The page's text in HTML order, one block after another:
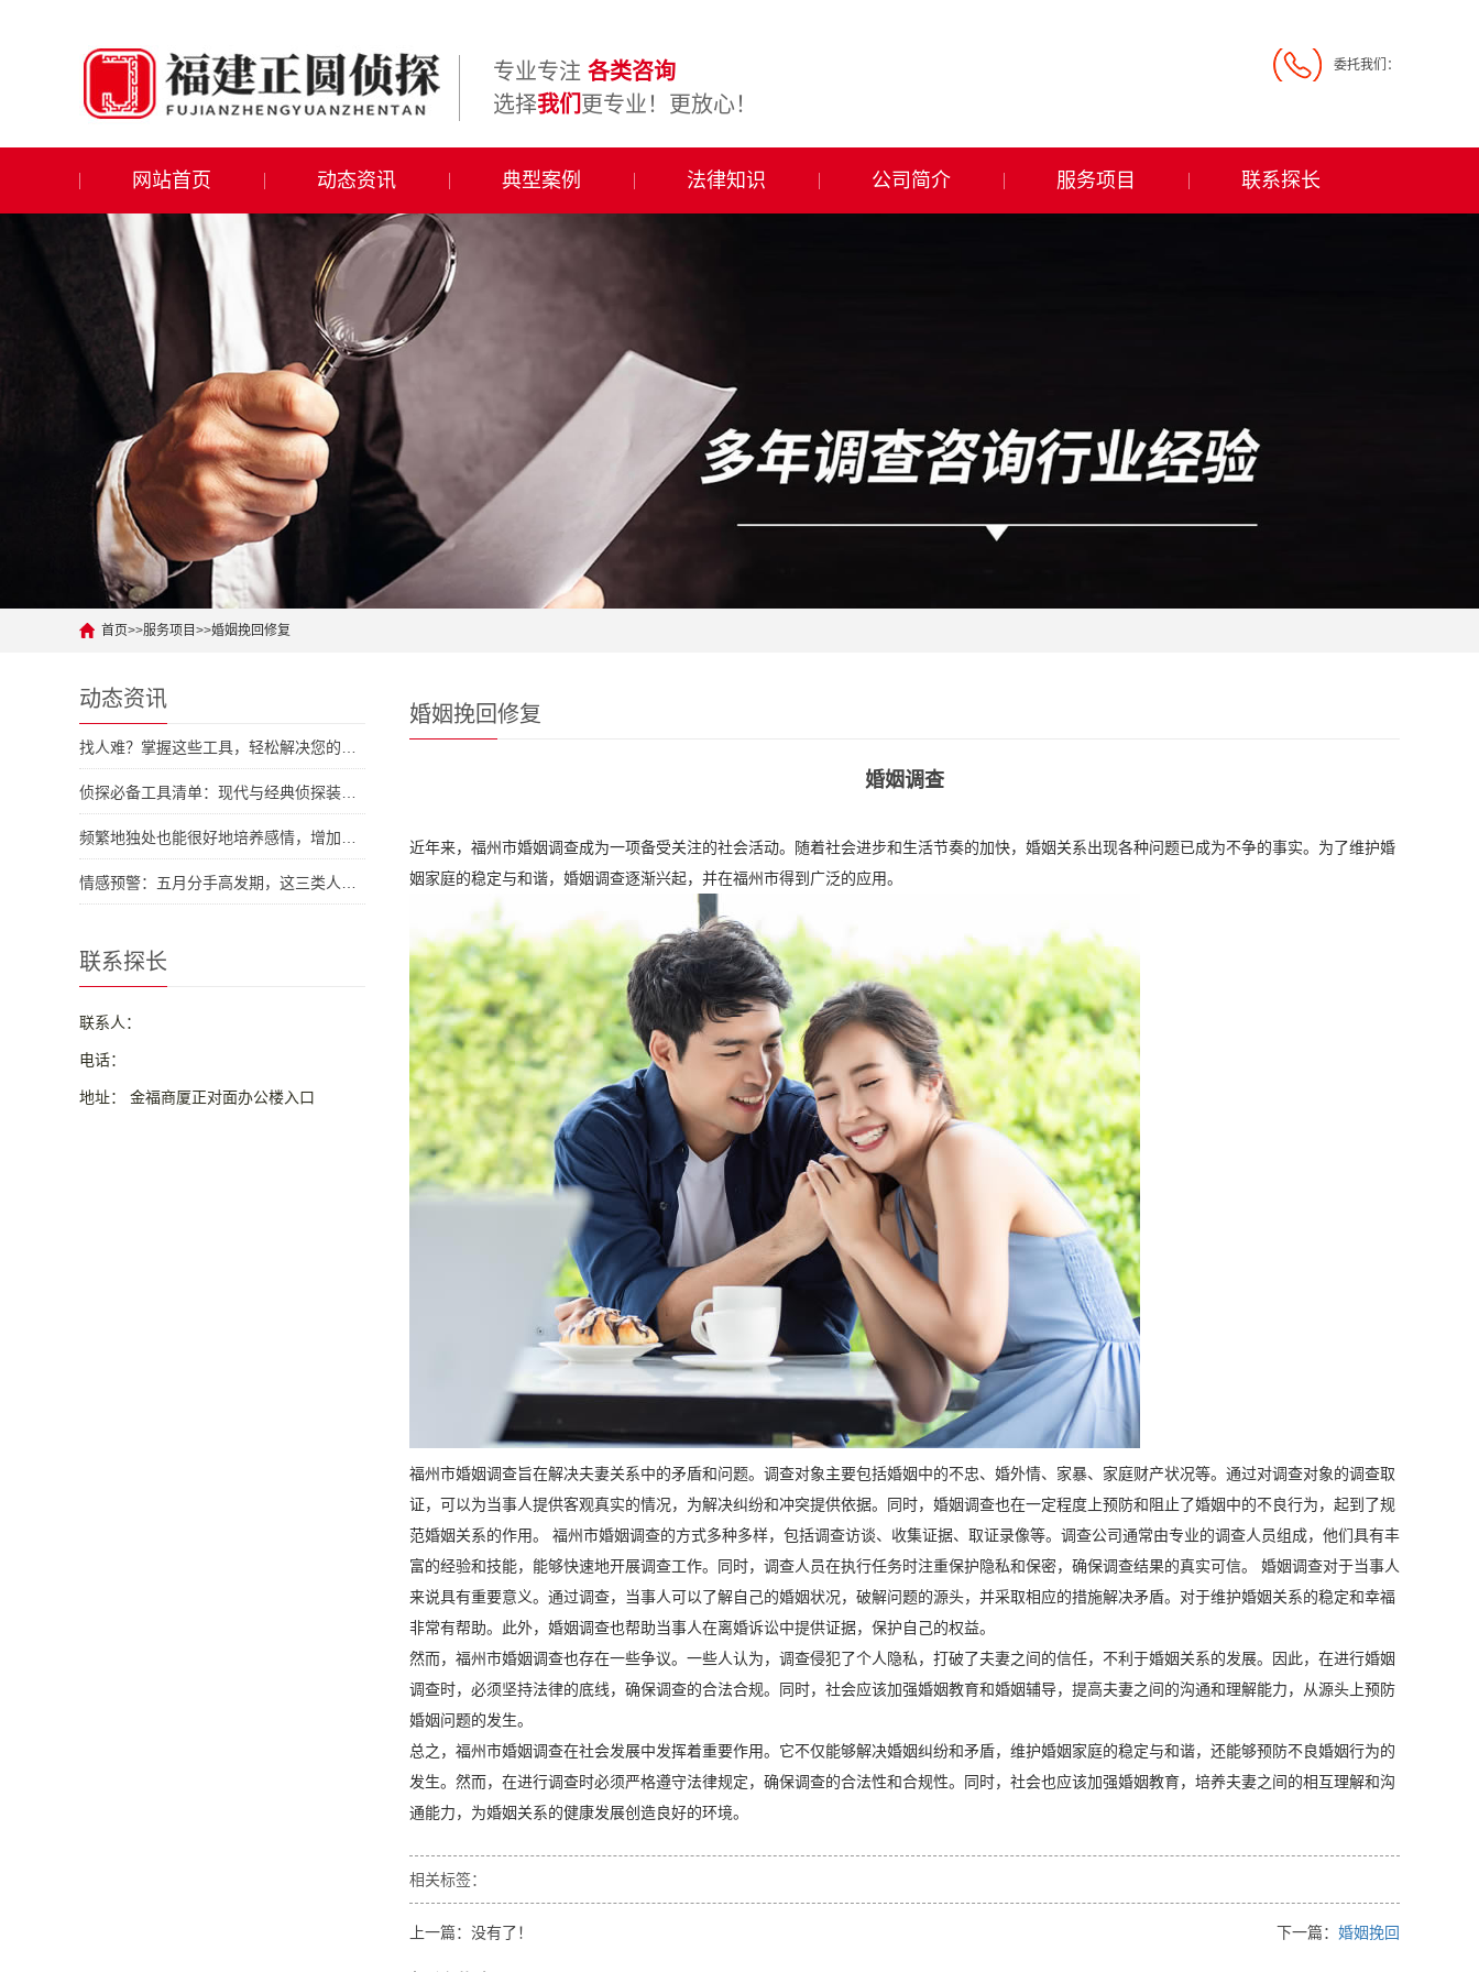
委托我们：
专业专注 各类咨询
选择我们 更专业！更放心！
网站首页 动态资讯 典型案例 法律知识 公司简介 服务项目 联系探长
首页>>服务项目 >>婚姻挽回修复
动态资讯
联系探长
联系人：
电话：
地址： 金福商厦正对面办公楼入口
婚姻挽回修复
婚姻调查
近年来，福州市婚姻调查成为一项备受关注的社会活动。随着社会进步和生活节奏的加快，婚姻关系出现各种问题已成为不争的事实。为了维护婚
姻家庭的稳定与和谐，婚姻调查逐渐兴起，并在福州市得到广泛的应用。
福州市婚姻调查旨在解决夫妻关系中的矛盾和问题。调查对象主要包括婚姻中的不忠、婚外情、家暴、家庭财产状况等。通过对调查对象的调查取
证，可以为当事人提供客观真实的情况，为解决纠纷和冲突提供依据。同时，婚姻调查也在一定程度上预防和阻止了婚姻中的不良行为，起到了规
范婚姻关系的作用。 福州市婚姻调查的方式多种多样，包括调查访谈、收集证据、取证录像等。调查公司通常由专业的调查人员组成，他们具有丰
富的经验和技能，能够快速地开展调查工作。同时，调查人员在执行任务时注重保护隐私和保密，确保调查结果的真实可信。 婚姻调查对于当事人
来说具有重要意义。通过调查，当事人可以了解自己的婚姻状况，破解问题的源头，并采取相应的措施解决矛盾。对于维护婚姻关系的稳定和幸福
非常有帮助。此外，婚姻调查也帮助当事人在离婚诉讼中提供证据，保护自己的权益。
然而，福州市婚姻调查也存在一些争议。一些人认为，调查侵犯了个人隐私，打破了夫妻之间的信任，不利于婚姻关系的发展。因此，在进行婚姻
调查时，必须坚持法律的底线，确保调查的合法合规。同时，社会应该加强婚姻教育和婚姻辅导，提高夫妻之间的沟通和理解能力，从源头上预防
婚姻问题的发生。
总之，福州市婚姻调查在社会发展中发挥着重要作用。它不仅能够解决婚姻纠纷和矛盾，维护婚姻家庭的稳定与和谐，还能够预防不良婚姻行为的
发生。然而，在进行调查时必须严格遵守法律规定，确保调查的合法性和合规性。同时，社会也应该加强婚姻教育，培养夫妻之间的相互理解和沟
通能力，为婚姻关系的健康发展创造良好的环境。
相关标签：
上一篇：没有了！ 下一篇： 婚姻挽回